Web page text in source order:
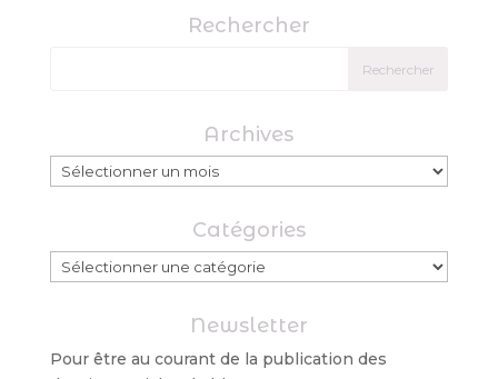
Rechercher
Archives
Archives
Catégories
Catégories
Newsletter
Pour être au courant de la publication des